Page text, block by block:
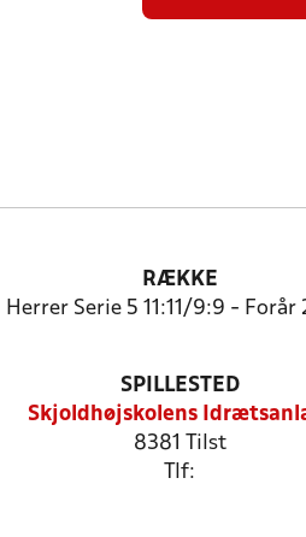
RÆKKE
Herrer Serie 5 11:11/9:9 - Forår
SPILLESTED
Skjoldhøjskolens
8381 Tilst
Tlf: